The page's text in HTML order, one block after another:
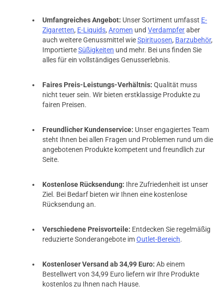
Umfangreiches Angebot: Unser Sortiment umfasst E-
Zigaretten, E-Liquids, Aromen und Verdampferaber
auch weitere Genussmittel wieSpirituosen, Barzubehör,
ImportierteSüßigkeiten und mehr. Bei uns finden Sie
alles für ein vollständiges Genusserlebnis.
Faires Preis-Leistungs-Verhältnis: Qualität muss
nicht teuer sein. Wir bieten erstklassige Produkte zu
fairen Preisen.
Freundlicher Kundenservice: Unser engagiertes Team
steht Ihnen bei allen Fragen und Problemen rund um die
angebotenen Produkte kompetent und freundlich zur
Seite.
Kostenlose Rücksendung: Ihre Zufriedenheit ist unser
Ziel. Bei Bedarf bieten wir Ihnen eine kostenlose
Rücksendung an.
Verschiedene Preisvorteile: Entdecken Sie regelmäßig
reduzierte Sonderangebote imOutlet-Bereich.
Kostenloser Versand ab 34,99 Euro: Ab einem
Bestellwert von 34,99 Euro liefern wir Ihre Produkte
kostenlos zu Ihnen nach Hause.